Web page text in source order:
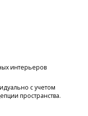
интерьеров
с учетом
пространства.